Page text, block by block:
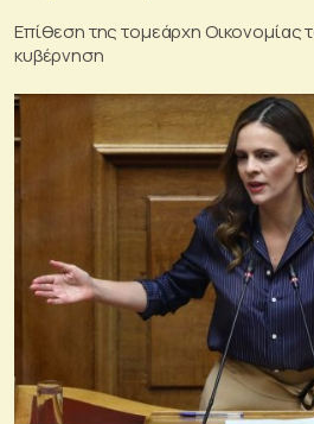
Επίθεση της τομεάρχη Οικονομίας
κυβέρνηση